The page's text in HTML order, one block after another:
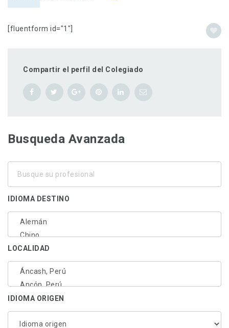
[fluentform id="1"]
Compartir el perfil del Colegiado
Busqueda Avanzada
IDIOMA DESTINO
LOCALIDAD
IDIOMA ORIGEN